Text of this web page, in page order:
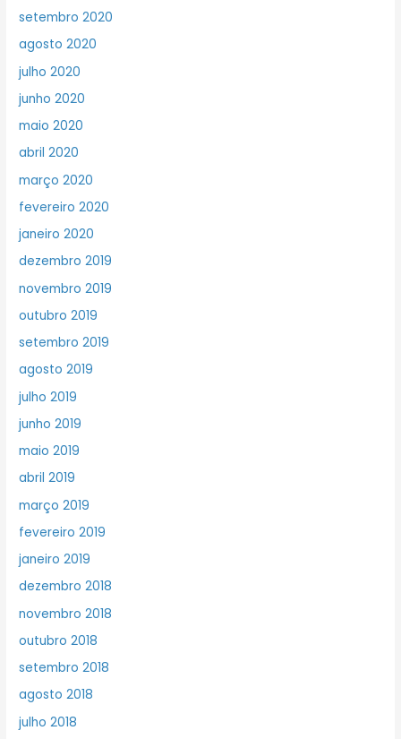
setembro 2020
agosto 2020
julho 2020
junho 2020
maio 2020
abril 2020
março 2020
fevereiro 2020
janeiro 2020
dezembro 2019
novembro 2019
outubro 2019
setembro 2019
agosto 2019
julho 2019
junho 2019
maio 2019
abril 2019
março 2019
fevereiro 2019
janeiro 2019
dezembro 2018
novembro 2018
outubro 2018
setembro 2018
agosto 2018
julho 2018